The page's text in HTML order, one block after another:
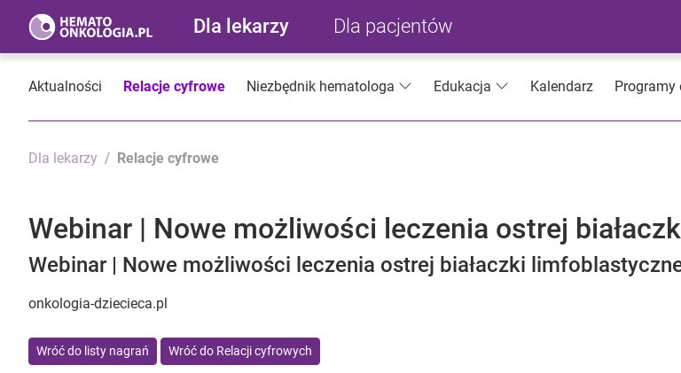
Dla lekarzy Dla pacjentów
Aktualności Relacje cyfrowe Niezbędnik hematologa Edukacja Kalendarz Programy
Dla lekarzy Relacje cyfrowe
Webinar | Nowe możliwości leczenia ostrej
Webinar | Nowe możliwości leczenia ostrej białaczki
onkologia-dziecieca.pl
Wróć do listy nagrań Wróć do Relacji cyfrowych